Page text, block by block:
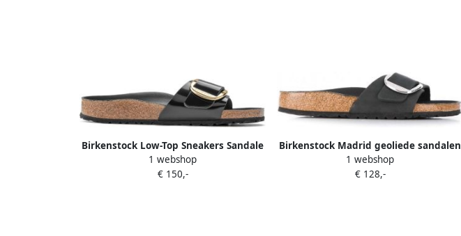
Birkenstock Low-Top Sneakers Sandale
Madrid Big Buckle Natural Leather in
zwart
1 webshop
€ 150,-
Birkenstock Madrid geoliede sandalen
Zwart
1 webshop
€ 128,-